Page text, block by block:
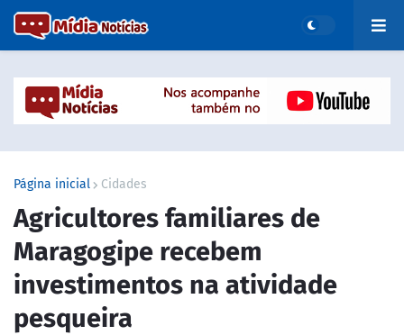
Página inicial Cidades
Agricultores familiares de
Maragogipe recebem
investimentos na atividade
pesqueira